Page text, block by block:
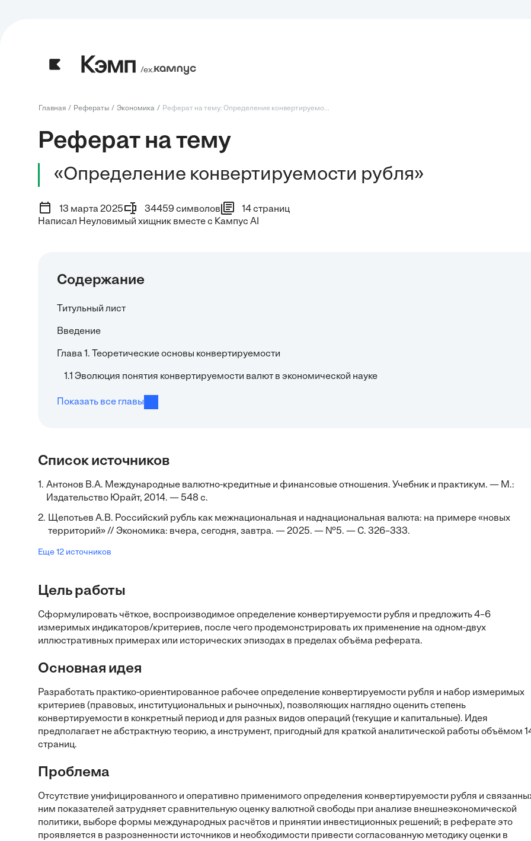
/ех.
Главная Рефераты Экономика Реферат на тему: Определение конвертируемо...
Реферат на тему
«Определение конвертируемости рубля»
13 марта 2025 34459 символов
14 страниц
Написал Неуловимый хищник вместе с Кампус AI
Содержание
Титульный лист
Введение
Глава 1. Теоретические основы конвертируемости
1.1 Эволюция понятия конвертируемости валют в экономической науке
Показать все главы
Список источников
1. Антонов В.А. Международные валютно-кредитные и финансовые отношения. Учебник и практикум. — М.:
Издательство Юрайт, 2014. — 548 с.
2. Щепотьев А.В. Российский рубль как межнациональная и наднациональная валюта: на примере «новых
территорий» // Экономика: вчера, сегодня, завтра. — 2025. — №5. — С. 326–333.
Еще 12 источников
Цель работы
Сформулировать чёткое, воспроизводимое определение конвертируемости рубля и предложить 4–6
измеримых индикаторов/критериев, после чего продемонстрировать их применение на одном-двух
иллюстративных примерах или исторических эпизодах в пределах объёма реферата.
Основная идея
Разработать практико-ориентированное рабочее определение конвертируемости рубля и набор измеримых
критериев (правовых, институциональных и рыночных), позволяющих наглядно оценить степень
конвертируемости в конкретный период и для разных видов операций (текущие и капитальные). Идея
предполагает не абстрактную теорию, а инструмент, пригодный для краткой аналитической работы объёмом
страниц.
Проблема
Отсутствие унифицированного и оперативно применимого определения конвертируемости рубля и
ним показателей затрудняет сравнительную оценку валютной свободы при анализе внешнеэкономической
политики, выборе формы международных расчётов и принятии инвестиционных решений; в реферате это
проявляется в разрозненности источников и необходимости привести согласованную методику оценки в